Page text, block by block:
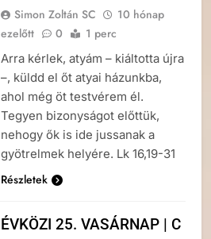
Simon Zoltán SC
10 hónap
ezelőtt
0 1 perc
Arra kérlek, atyám – kiáltotta újra
–, küldd el őt atyai házunkba,
ahol még öt testvérem él.
Tegyen bizonyságot előttük,
nehogy ők is ide jussanak a
gyötrelmek helyére. Lk 16,19-31
Részletek
ÉVKÖZI 25. VASÁRNAP | C